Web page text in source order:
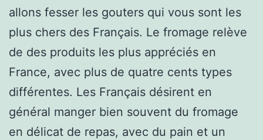
allons fesser les gouters qui vous sont les
plus chers des Français. Le fromage relève
de des produits les plus appréciés en
France, avec plus de quatre cents types
différentes. Les Français désirent en
général manger bien souvent du fromage
en délicat de repas, avec du pain et un